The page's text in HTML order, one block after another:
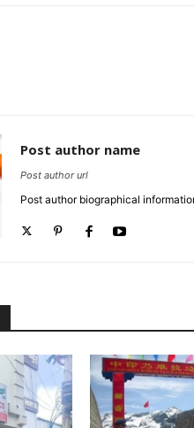
Post author name
Post author url
Post author biographical